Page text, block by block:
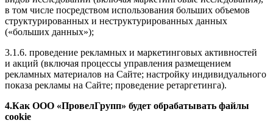
в том числе посредством использования больших объемов
структурированных и неструктурированных данных
(«больших данных»);
3.1.6. проведение рекламных и маркетинговых активностей
и акций (включая процессы управления размещением
рекламных материалов на Сайте; настройку индивидуального
показа рекламы на Сайте; проведение ретаргетинга).
4.Как ООО «ПровелГрупп» будет обрабатывать файлы
cookie